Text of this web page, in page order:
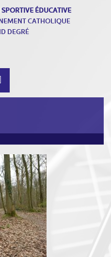
SPORTIVE ÉDUCATIVE
CATHOLIQUE
DEGRÉ